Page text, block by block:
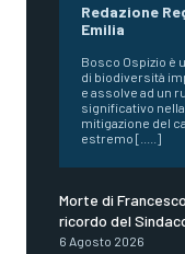
Redazione
Emilia
Bosco Ospizio è
di biodiversità
e assolve ad un
significativo nella
mitigazione del
estremo [.....]
Morte di
ricordo del
6 Agosto 2026